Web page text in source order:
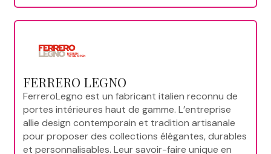
FERRERO LEGNO
FerreroLegno est un fabricant italien reconnu de
portes intérieures haut de gamme. L’entreprise
allie design contemporain et tradition artisanale
pour proposer des collections élégantes, durables
et personnalisables. Leur savoir-faire unique en